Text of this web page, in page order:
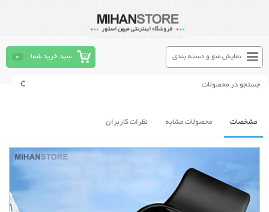
سبد خرید شما 0 نمایش منو و دسته بندی
مشخصات محصولات مشابه نظرات کاربران